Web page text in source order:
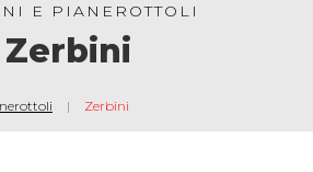
E PIANEROTTOLI
Zerbini
Zerbini